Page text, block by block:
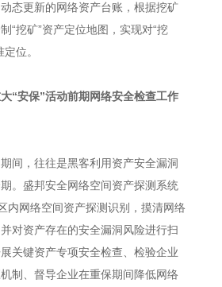
态更新的网络资产台账，根据挖矿
“挖矿”资产定位地图，实现对“挖
位。
“安保”活动前期网络安全检查工作
间，往往是黑客利用资产安全漏洞
。盛邦安全网络空间资产探测系统
内网络空间资产探测识别，摸清网络
对资产存在的安全漏洞风险进行扫
关键资产专项安全检查、检验企业
制、督导企业在重保期间降低网络